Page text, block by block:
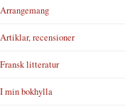
Arrangemang
Artiklar, recensioner
Fransk litteratur
I min bokhylla